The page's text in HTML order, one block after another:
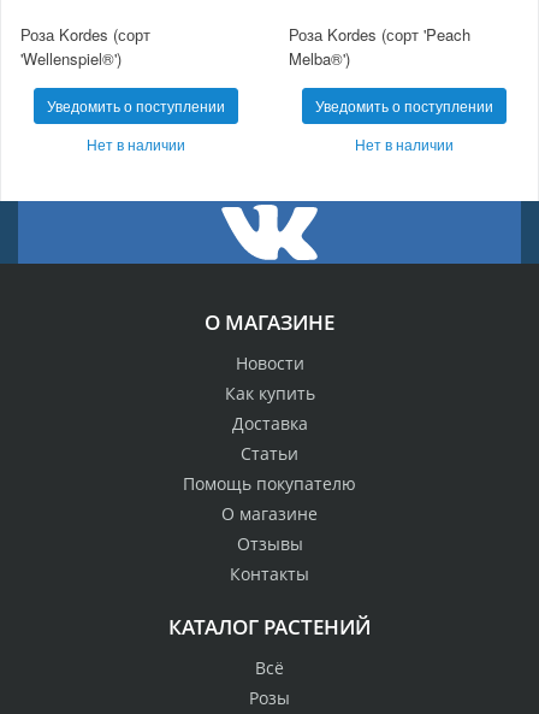
Роза Kordes (сорт
'Wellenspiel®')
Уведомить о поступлении
Нет в наличии
Роза Kordes (сорт 'Peach
Melba®')
Уведомить о поступлении
Нет в наличии
О МАГАЗИНЕ
Новости
Как купить
Доставка
Статьи
Помощь покупателю
О магазине
Отзывы
Контакты
КАТАЛОГ РАСТЕНИЙ
Всё
Розы